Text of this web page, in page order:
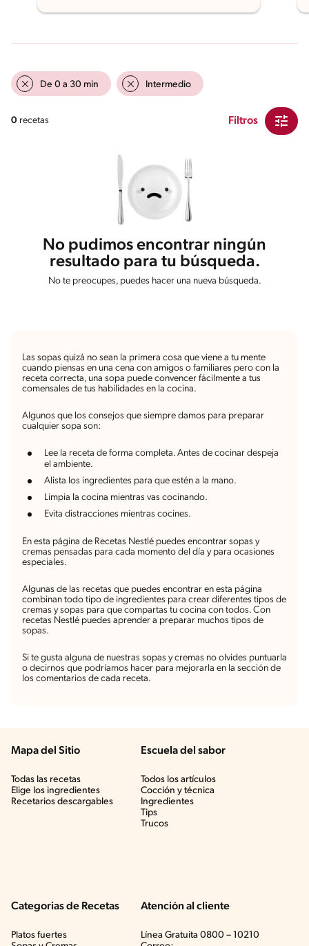
De 0 a 30 min Intermedio
0 recetas Filtros
No pudimos encontrar ningún
resultado para tu búsqueda.
No te preocupes, puedes hacer una nueva búsqueda.
Las sopas quizá no sean la primera cosa que viene a tu mente
cuando piensas en una cena con amigos o familiares pero con la
receta correcta, una sopa puede convencer fácilmente a tus
comensales de tus habilidades en la cocina.
Algunos que los consejos que siempre damos para preparar
cualquier sopa son:
Lee la receta de forma completa. Antes de cocinar despeja
el ambiente.
Alista los ingredientes para que estén a la mano.
Limpia la cocina mientras vas cocinando.
Evita distracciones mientras cocines.
En esta página de Recetas Nestlé puedes encontrar sopas y
cremas pensadas para cada momento del día y para ocasiones
especiales.
Algunas de las recetas que puedes encontrar en esta página
combinan todo tipo de ingredientes para crear diferentes tipos de
cremas y sopas para que compartas tu cocina con todos. Con
recetas Nestlé puedes aprender a preparar muchos tipos de
sopas.
Si te gusta alguna de nuestras sopas y cremas no olvides puntuarla
o decirnos que podríamos hacer para mejorarla en la sección de
los comentarios de cada receta.
Mapa del Sitio
Todas las recetas
Elige los ingredientes
Recetarios descargables
Escuela del sabor
Todos los artículos
Cocción y técnica
Ingredientes
Tips
Trucos
Categorias de Recetas
Platos fuertes
Atención al cliente
Línea Gratuita 0800 – 10210